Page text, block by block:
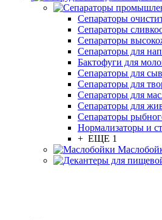
Сепараторы
Сепараторы
Сепараторы
Сепараторы для
Бактофуги для
Сепараторы для
Сепараторы для
Сепараторы для
Сепараторы для
Сепараторы
Нормализаторы и
+ ЕЩЕ 1